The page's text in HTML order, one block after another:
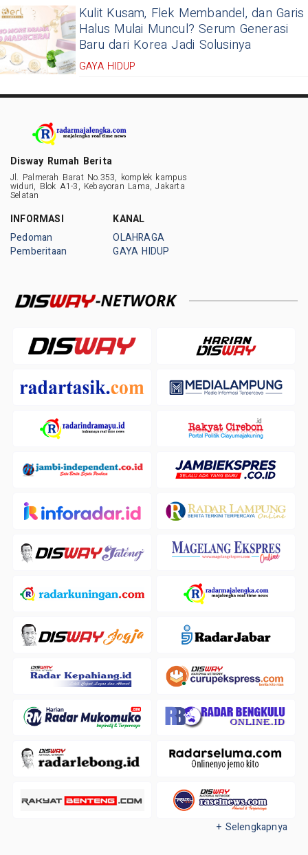
Kulit Kusam, Flek Membandel, dan Garis
Halus Mulai Muncul? Serum Generasi
Baru dari Korea Jadi Solusinya
GAYA HIDUP
Disway Rumah Berita
Jl. Palmerah Barat No.353, komplek kampus
widuri, Blok A1-3, Kebayoran Lama, Jakarta
Selatan
INFORMASI
Pedoman
Pemberitaan
KANAL
OLAHRAGA
GAYA HIDUP
+ Selengkapnya